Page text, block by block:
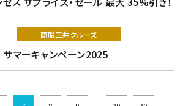
商船三井クルーズ
マーキャンペーン2025